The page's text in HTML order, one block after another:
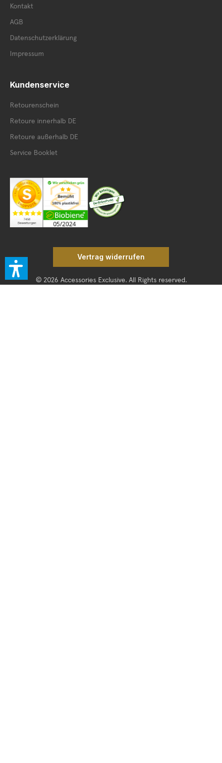
Kontakt
AGB
Datenschutzerklärung
Impressum
Kundenservice
Retourenschein
Retoure innerhalb DE
Retoure außerhalb DE
Service Booklet
Vertrag widerrufen
© 2026 Accessories Exclusive. All Rights reserved.